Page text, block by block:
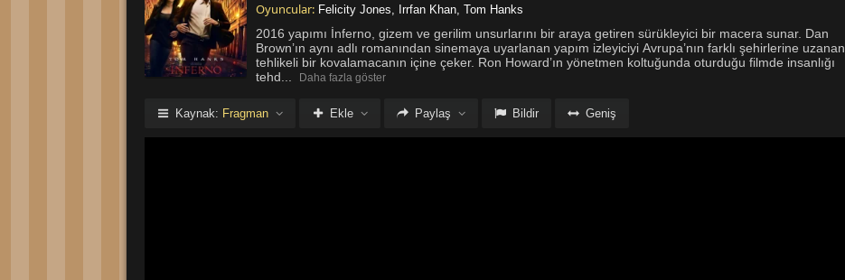
Oyuncular: Felicity Jones, Irrfan Khan, Tom Hanks
2016 yapımı İnferno, gizem ve gerilim unsurlarını bir araya getiren sürükleyici bir macera sunar. Dan
Brown’ın aynı adlı romanından sinemaya uyarlanan yapım izleyiciyi Avrupa’nın farklı şehirlerine uzanan
tehlikeli bir kovalamacanın içine çeker. Ron Howard’ın yönetmen koltuğunda oturduğu filmde insanlığı
tehd
Daha fazla göster
Kaynak: Fragman Ekle Paylaş Bildir Geniş